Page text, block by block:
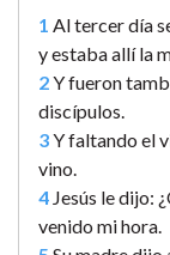
1 Al tercer día
y estaba allí la
2Y fueron
discípulos.
3Y faltando el
vino.
4 Jesús le dijo:
venido mi hora.